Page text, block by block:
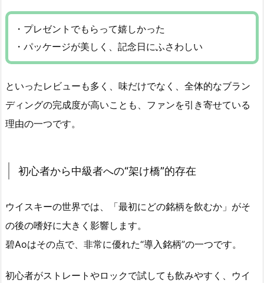
・プレゼントでもらって嬉しかった
・パッケージが美しく、記念日にふさわしい
といったレビューも多く、味だけでなく、全体的なブラン
ディングの完成度が高いことも、ファンを引き寄せている
理由の一つです。
初心者から中級者への“架け橋”的存在
ウイスキーの世界では、「最初にどの銘柄を飲むか」がそ
の後の嗜好に大きく影響します。
碧Aoはその点で、非常に優れた“導入銘柄”の一つです。
初心者がストレートやロックで試しても飲みやすく、ウイ